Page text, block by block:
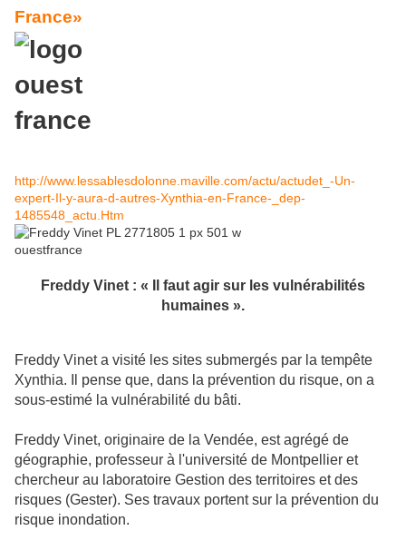
France»
http://www.lessablesdolonne.maville.com/actu/actudet_-Un-
expert-Il-y-aura-d-autres-Xynthia-en-France-_dep-
1485548_actu.Htm
Freddy Vinet : « Il faut agir sur les vulnérabilités
humaines ».
Freddy Vinet a visité les sites submergés par la tempête
Xynthia. Il pense que, dans la prévention du risque, on a
sous-estimé la vulnérabilité du bâti.
Freddy Vinet, originaire de la Vendée, est agrégé de
géographie, professeur à l'université de Montpellier et
chercheur au laboratoire Gestion des territoires et des
risques (Gester). Ses travaux portent sur la prévention du
risque inondation.